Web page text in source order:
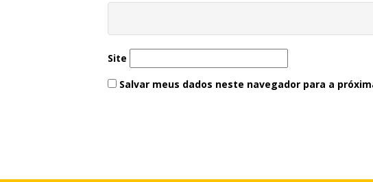
Site
Salvar meus dados neste navegador para a